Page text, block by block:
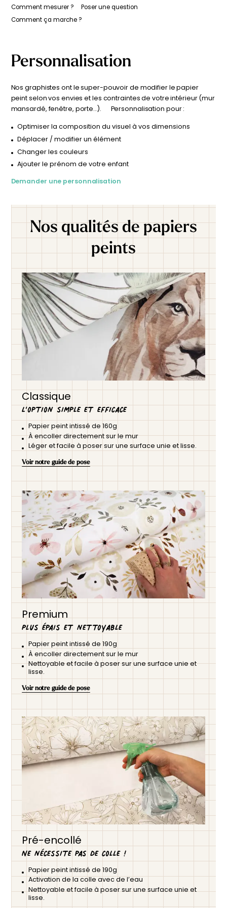
imposants ajoutant une touche de grandeur à l'ensemble.
Dans des tons vert foncé et doré, ce papier peint offre un
rendu très chic, évoquant à la fois l'élégance et la
en un véritable sanctuaire de l'aventure, où les histoires de
safari prennent vie.
une couleur ou adapter le design à votre intérieur (mur
mansardé, fenêtre, porte…) ? Nos graphistes sont là pour
visualiser le résultat avant commande.
Comment mesurer ?
Poser une question
Comment ça marche ?
Personnalisation
Nos graphistes ont le super-pouvoir de modifier le papier
peint selon vos envies et les contraintes de votre intérieur (mur
mansardé, fenêtre, porte…). Personnalisation pour :
Optimiser la composition du visuel à vos dimensions
Déplacer / modifier un élément
Changer les couleurs
Ajouter le prénom de votre enfant
Demander une personnalisation
Nos qualités de papiers
peints
Classique
L’option simple et efficace
Papier peint intissé de 160g
À encoller directement sur le mur
Léger et facile à poser sur une surface unie et lisse.
Voir notre guide de pose
Premium
Plus épais et nettoyable
Papier peint intissé de 190g
À encoller directement sur le mur
Nettoyable et facile à poser sur une surface unie et
lisse.
Voir notre guide de pose
Pré-encollé
Ne nécessite pas de colle !
Papier peint intissé de 190g
Activation de la colle avec de l’eau
Nettoyable et facile à poser sur une surface unie et
lisse.